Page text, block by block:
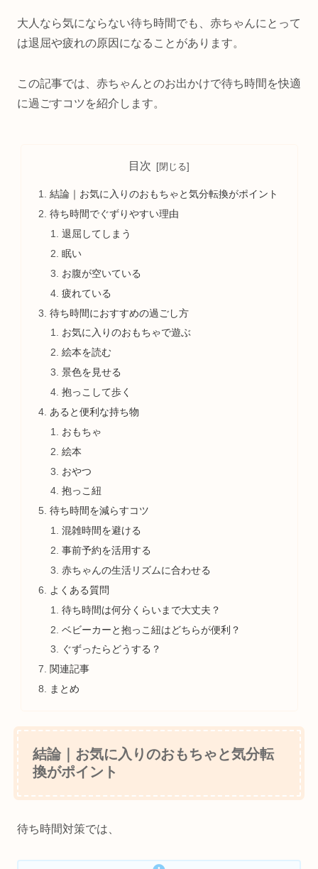
大人なら気にならない待ち時間でも、赤ちゃんにとって
は退屈や疲れの原因になることがあります。
この記事では、赤ちゃんとのお出かけで待ち時間を快適
に過ごすコツを紹介します。
目次
結論｜お気に入りのおもちゃと気分転換がポイント
待ち時間でぐずりやすい理由
退屈してしまう
眠い
お腹が空いている
疲れている
待ち時間におすすめの過ごし方
お気に入りのおもちゃで遊ぶ
絵本を読む
景色を見せる
抱っこして歩く
あると便利な持ち物
おもちゃ
絵本
おやつ
抱っこ紐
待ち時間を減らすコツ
混雑時間を避ける
事前予約を活用する
赤ちゃんの生活リズムに合わせる
よくある質問
待ち時間は何分くらいまで大丈夫？
ベビーカーと抱っこ紐はどちらが便利？
ぐずったらどうする？
関連記事
まとめ
結論｜お気に入りのおもちゃと気分転
換がポイント
待ち時間対策では、